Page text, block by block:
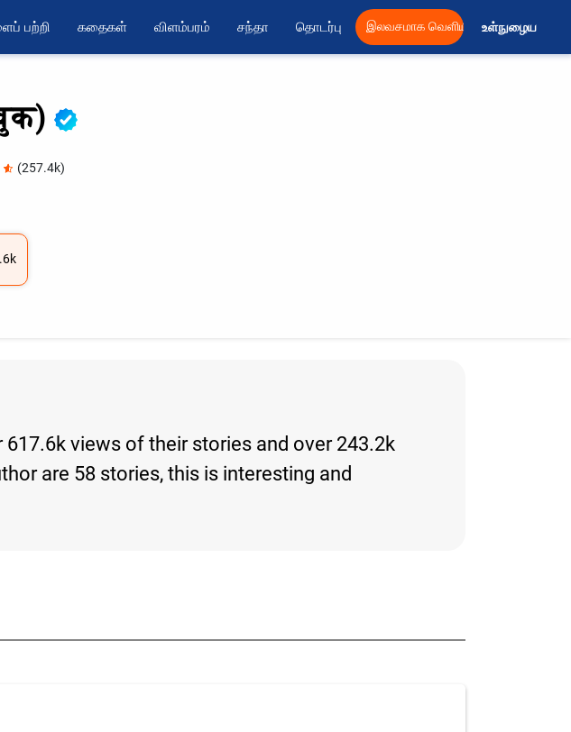
பற்றி கதைகள் விளம்பரம் சந்தா தொடர்பு இலவசமாக வெளியிட உள்நுழைய
(257.4k)
617.6k views of their stories and over 243.2k
are 58 stories, this is interesting and